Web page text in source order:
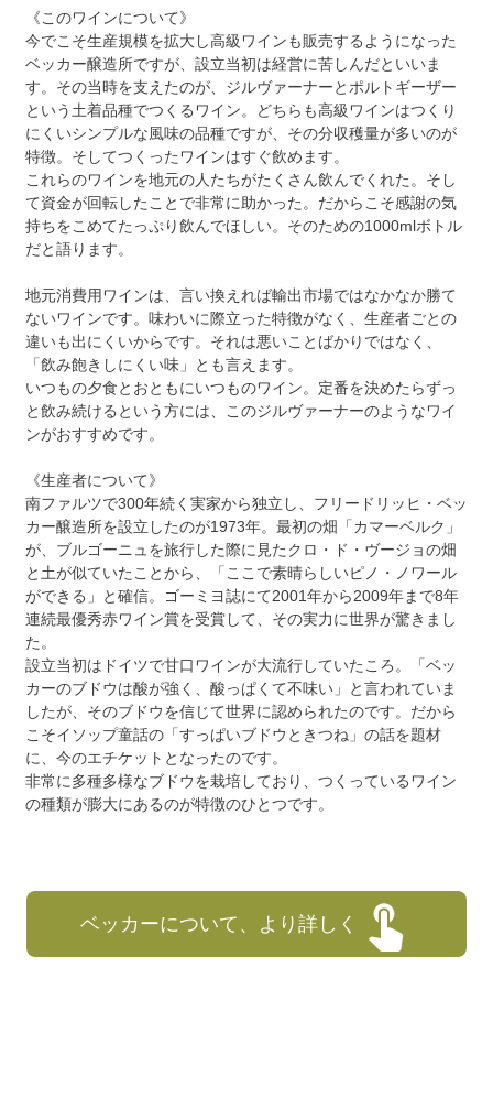
《このワインについて》
今でこそ生産規模を拡大し高級ワインも販売するようになった
ベッカー醸造所ですが、設立当初は経営に苦しんだといいま
す。その当時を支えたのが、ジルヴァーナーとポルトギーザー
という土着品種でつくるワイン。どちらも高級ワインはつくり
にくいシンプルな風味の品種ですが、その分収穫量が多いのが
特徴。そしてつくったワインはすぐ飲めます。
これらのワインを地元の人たちがたくさん飲んでくれた。そし
て資金が回転したことで非常に助かった。だからこそ感謝の気
持ちをこめてたっぷり飲んでほしい。そのための1000mlボトル
だと語ります。
地元消費用ワインは、言い換えれば輸出市場ではなかなか勝て
ないワインです。味わいに際立った特徴がなく、生産者ごとの
違いも出にくいからです。それは悪いことばかりではなく、
「飲み飽きしにくい味」とも言えます。
いつもの夕食とおともにいつものワイン。定番を決めたらずっ
と飲み続けるという方には、このジルヴァーナーのようなワイ
ンがおすすめです。
《生産者について》
南ファルツで300年続く実家から独立し、フリードリッヒ・ベッ
カー醸造所を設立したのが1973年。最初の畑「カマーベルク」
が、ブルゴーニュを旅行した際に見たクロ・ド・ヴージョの畑
と土が似ていたことから、「ここで素晴らしいピノ・ノワール
ができる」と確信。ゴーミヨ誌にて2001年から2009年まで8年
連続最優秀赤ワイン賞を受賞して、その実力に世界が驚きまし
た。
設立当初はドイツで甘口ワインが大流行していたころ。「ベッ
カーのブドウは酸が強く、酸っぱくて不味い」と言われていま
したが、そのブドウを信じて世界に認められたのです。だから
こそイソップ童話の「すっぱいブドウときつね」の話を題材
に、今のエチケットとなったのです。
非常に多種多様なブドウを栽培しており、つくっているワイン
の種類が膨大にあるのが特徴のひとつです。
ベッカーについて、より詳しく